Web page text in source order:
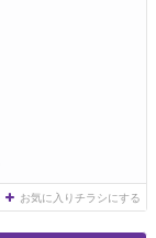
お気に入りチラシにする